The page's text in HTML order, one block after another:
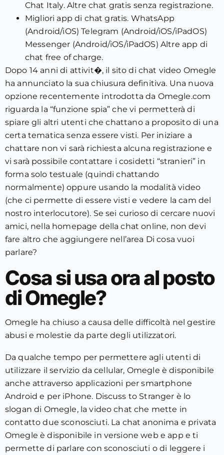
Chat Italy. Altre chat gratis senza registrazione.
Migliori app di chat gratis. WhatsApp
(Android/iOS) Telegram (Android/iOS/iPadOS)
Messenger (Android/iOS/iPadOS) Altre app di
chat free of charge.
Dopo 14 anni di attivit�, il sito di chat video Omegle
ha annunciato la sua chiusura definitiva. Una nuova
opzione recentemente introdotta da Omegle.com
riguarda la “funzione spia” che vi permetterà di
spiare gli altri utenti che chattano a proposito di una
certa tematica senza essere visti. Per iniziare a
chattare non vi sarà richiesta alcuna registrazione e
vi sarà possibile contattare i cosidetti “stranieri” in
forma solo testuale (quindi chattando
normalmente) oppure usando la modalità video
(che ci permette di essere visti e vedere la cam del
nostro interlocutore). Se sei curioso di cercare nuovi
amici, nella homepage della chat online, non devi
fare altro che aggiungere nell’area Di cosa vuoi
parlare?
Cosa si usa ora al posto
di Omegle?
Omegle ha chiuso a causa delle difficoltà nel gestire
abusi e molestie da parte degli utilizzatori.
Da qualche tempo per permettere agli utenti di
utilizzare il servizio da cellular, Omegle è disponibile
anche attraverso applicazioni per smartphone
Android e per iPhone. Discuss to Stranger è lo
slogan di Omegle, la video chat che mette in
contatto due sconosciuti. La chat anonima e privata
Omegle è disponibile in versione web e app e ti
permette di parlare con sconosciuti o di leggere i